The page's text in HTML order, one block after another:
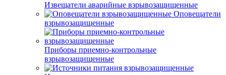
Извещатели аварийные взрывозащищенные
Оповещатели
взрывозащищенные
Приборы приемно-контрольные
взрывозащищенные